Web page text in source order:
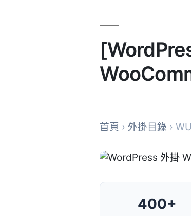
首頁 › 外掛目錄 ›
400+